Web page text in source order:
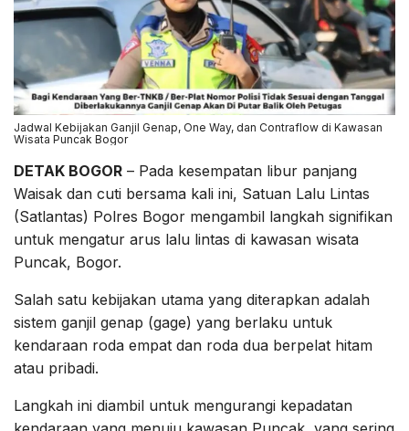
Jadwal Kebijakan Ganjil Genap, One Way, dan Contraflow di Kawasan
Wisata Puncak Bogor
DETAK BOGOR – Pada kesempatan libur panjang
Waisak dan cuti bersama kali ini, Satuan Lalu Lintas
(Satlantas) Polres Bogor mengambil langkah signifikan
untuk mengatur arus lalu lintas di kawasan wisata
Puncak, Bogor.
Salah satu kebijakan utama yang diterapkan adalah
sistem ganjil genap (gage) yang berlaku untuk
kendaraan roda empat dan roda dua berpelat hitam
atau pribadi.
Langkah ini diambil untuk mengurangi kepadatan